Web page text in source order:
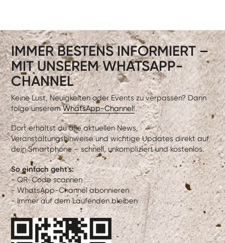
IMMER BESTENS INFORMIERT –
MIT UNSEREM WHATSAPP-
CHANNEL
Keine Lust, Neuigkeiten oder Events zu verpassen? Dann
folge unseremWhatsApp-Channel!
Dort erhältst du alle aktuellen News,
Veranstaltungshinweise und wichtige Updates direkt auf
dein Smartphone – schnell, unkompliziert und kostenlos.
So einfach geht's:
- QR-Code scannen
- WhatsApp-Channel abonnieren
- Immer auf dem Laufenden bleiben